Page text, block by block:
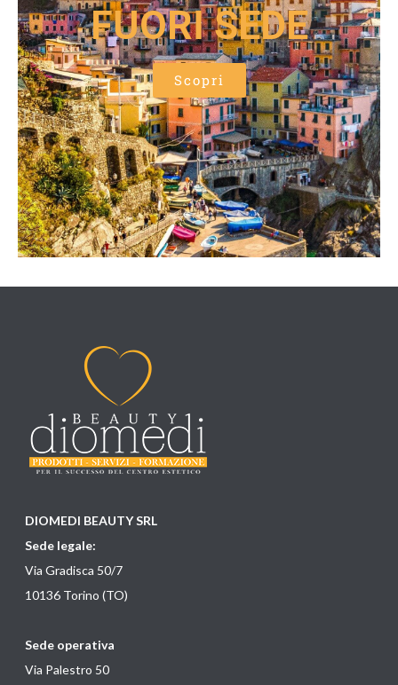
FUORI SEDE
Scopri
DIOMEDI BEAUTY SRL
Sede legale:
Via Gradisca 50/7
10136 Torino (TO)
Sede operativa
Via Palestro 50